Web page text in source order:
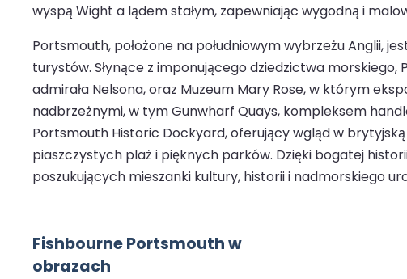
wyspą Wight a lądem stałym, zapewniając wygodną i
Portsmouth, położone na południowym wybrzeżu Anglii,
turystów. Słynące z imponującego dziedzictwa
admirała Nelsona, oraz Muzeum Mary Rose, w którym
nadbrzeżnymi, w tym Gunwharf Quays, kompleksem
Portsmouth Historic Dockyard, oferujący wgląd w
piaszczystych plaż i pięknych parków. Dzięki bogatej
poszukujących mieszanki kultury, historii i nadmorskiego
Fishbourne Portsmouth w
obrazach